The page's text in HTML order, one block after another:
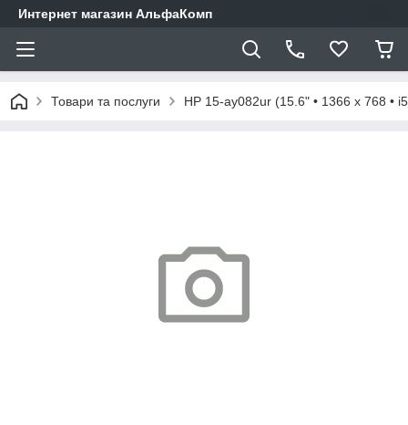
Интернет магазин АльфаКомп
Товари та послуги HP 15-ay082ur (15.6" • 1366 х 768 •